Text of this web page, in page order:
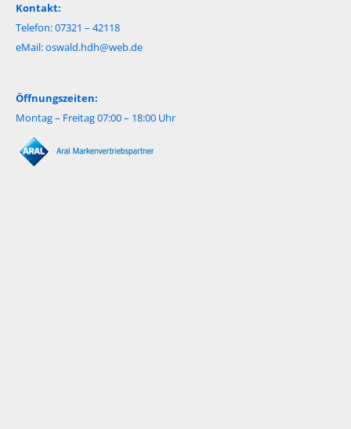
Kontakt:
Telefon: 07321 – 42118
eMail:oswald.hdh@web.de
Öffnungszeiten:
Montag – Freitag 07:00 – 18:00 Uhr